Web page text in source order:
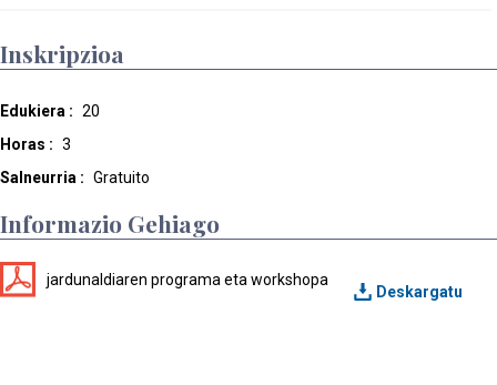
Inskripzioa
Edukiera : 20
Horas : 3
Salneurria : Gratuito
Informazio Gehiago
jardunaldiaren programa eta workshopa